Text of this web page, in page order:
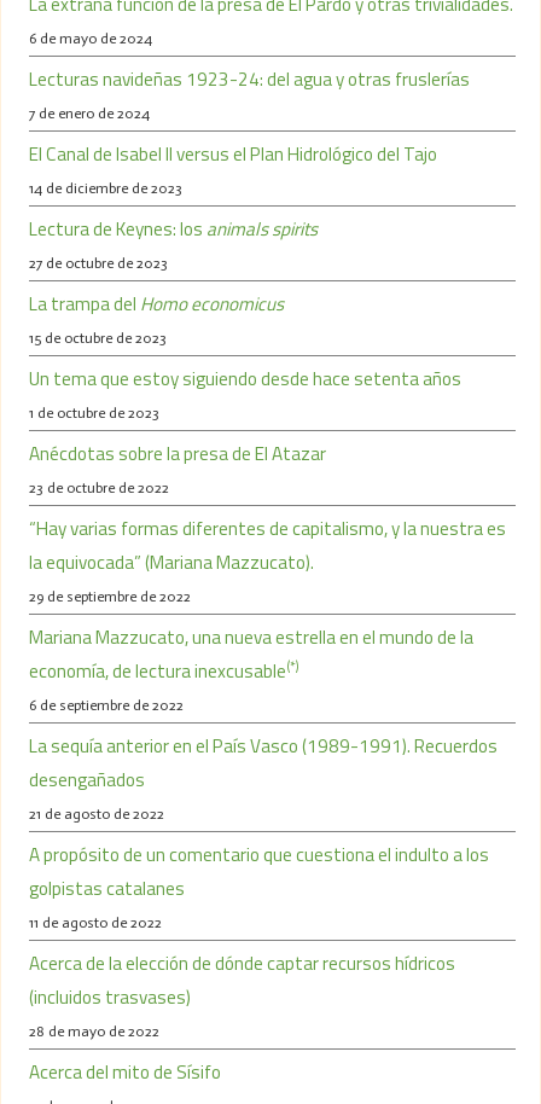
6 de mayo de 2024
Lecturas navideñas 1923-24: del agua y otras fruslerías
7 de enero de 2024
El Canal de Isabel II versus el Plan Hidrológico del Tajo
14 de diciembre de 2023
Lectura de Keynes: los animals spirits
27 de octubre de 2023
La trampa del Homo economicus
15 de octubre de 2023
Un tema que estoy siguiendo desde hace setenta años
1 de octubre de 2023
Anécdotas sobre la presa de El Atazar
23 de octubre de 2022
“Hay varias formas diferentes de capitalismo, y la nuestra es
la equivocada” (Mariana Mazzucato).
29 de septiembre de 2022
Mariana Mazzucato, una nueva estrella en el mundo de la
economía, de lectura inexcusable(*)
6 de septiembre de 2022
La sequía anterior en el País Vasco (1989-1991). Recuerdos
desengañados
21 de agosto de 2022
A propósito de un comentario que cuestiona el indulto a los
golpistas catalanes
11 de agosto de 2022
Acerca de la elección de dónde captar recursos hídricos
(incluidos trasvases)
28 de mayo de 2022
Acerca del mito de Sísifo